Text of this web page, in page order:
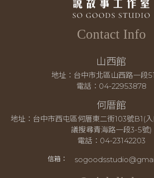
Contact Info
山西館
地址：台中市北區山西路一段
電話：04-22953878
何厝館
地址：台中市西屯區何厝東二街103號B1(
議搜尋青海路一段3-5號)
電話：04-23142203
信箱：